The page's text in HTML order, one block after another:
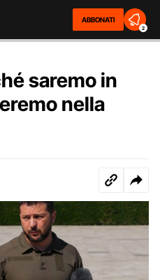
ABBONATI
2
saremo in
nella